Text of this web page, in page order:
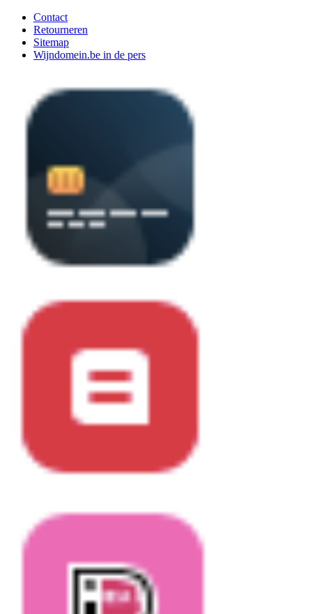
Contact
Retourneren
Sitemap
Wijndomein.be in de pers